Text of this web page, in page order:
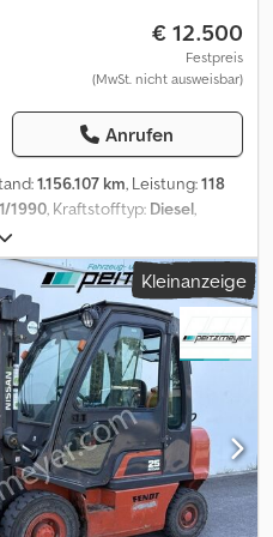
€ 12.500
Festpreis
(MwSt. nicht ausweisbar)
Anrufen
1.156.107 km, Leistung:118
1990, Kraftstofftyp: Diesel,
, Farbe:
, Baujahr:1990, TITEL: NISSAN
UND
BAUJAHR: 1990 LEISTUNG:
NORM: 2 KM-STAND: 1.156.107
ja RETARDER/INTARDER:
mm ZUGMASCHINE: nein
kurz und niedrig SITZPLÄTZE: 2
11.500 kg Gesamtgewicht -
Abrollkipper MODELL
ja SCHWENKARM: nein
VON: 3,20 m + 0,20
Kleinanzeige